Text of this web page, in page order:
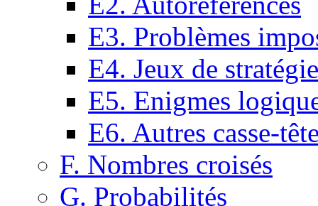
E3. Problèmes
E4. Jeux de stratégie
E5. Enigmes
E6. Autres casse-
F. Nombres croisés
G. Probabilités